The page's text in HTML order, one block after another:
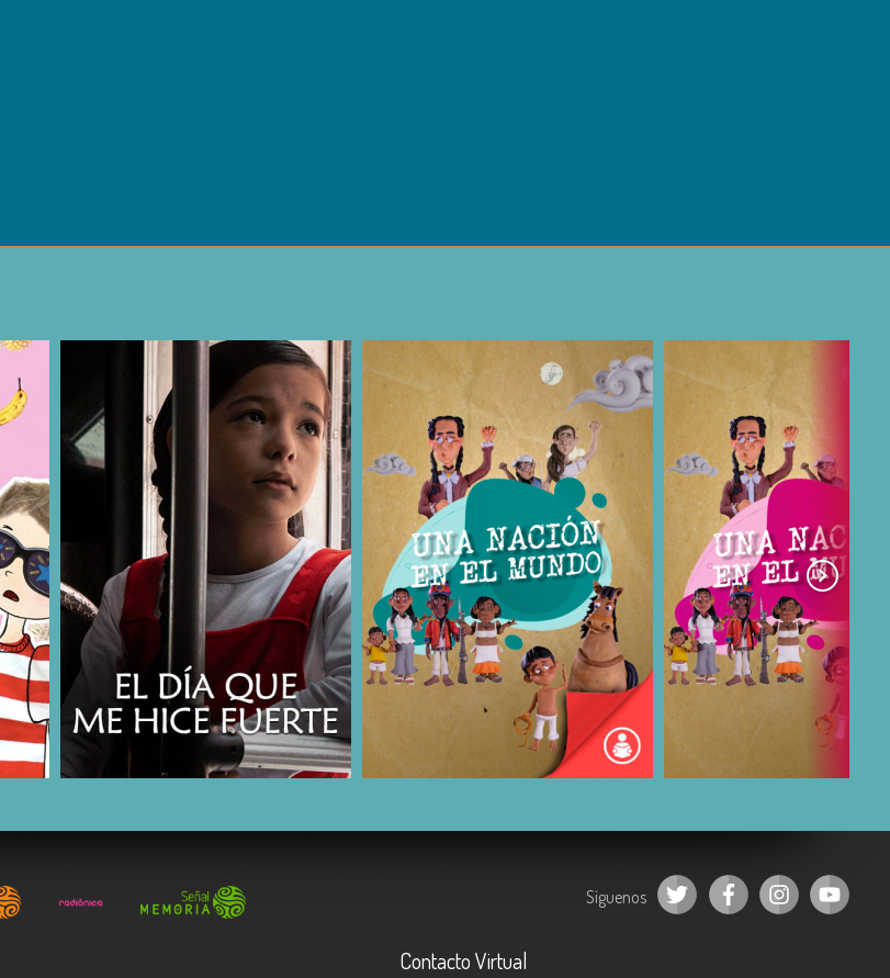
COMPARTIR
Síguenos
Contacto Virtual